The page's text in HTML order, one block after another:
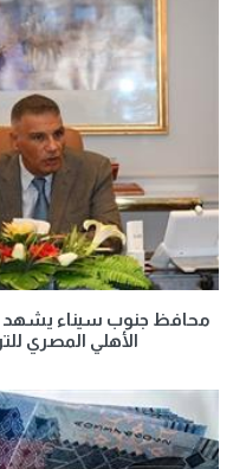
محافظ جنوب سيناء يشهد
الأهلي المصري